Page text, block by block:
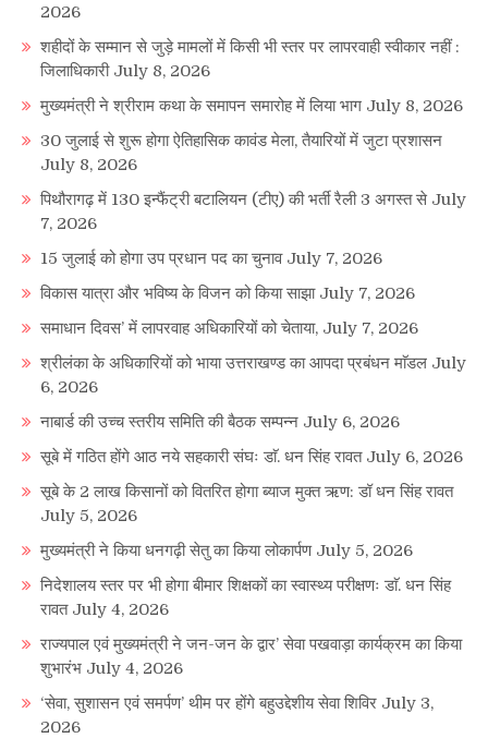
2026
शहीदों के सम्मान से जुड़े मामलों में किसी भी स्तर पर लापरवाही स्वीकार नहीं :
जिलाधिकारी July 8, 2026
मुख्यमंत्री ने श्रीराम कथा के समापन समारोह में लिया भाग July 8, 2026
30 जुलाई से शुरू होगा ऐतिहासिक कावंड मेला, तैयारियों में जुटा प्रशासन
July 8, 2026
पिथौरागढ़ में 130 इन्फैंट्री बटालियन (टीए) की भर्ती रैली 3 अगस्त से July
7, 2026
15 जुलाई को होगा उप प्रधान पद का चुनाव July 7, 2026
विकास यात्रा और भविष्य के विजन को किया साझा July 7, 2026
समाधान दिवस’ में लापरवाह अधिकारियों को चेताया, July 7, 2026
श्रीलंका के अधिकारियों को भाया उत्तराखण्ड का आपदा प्रबंधन माॅडल July
6, 2026
नाबार्ड की उच्च स्तरीय समिति की बैठक सम्पन्न July 6, 2026
सूबे में गठित होंगे आठ नये सहकारी संघः डाॅ. धन सिंह रावत July 6, 2026
सूबे के 2 लाख किसानों को वितरित होगा ब्याज मुक्त ऋण: डॉ धन सिंह रावत
July 5, 2026
मुख्यमंत्री ने किया धनगढ़ी सेतु का किया लोकार्पण July 5, 2026
निदेशालय स्तर पर भी होगा बीमार शिक्षकों का स्वास्थ्य परीक्षणः डाॅ. धन सिंह
रावत July 4, 2026
राज्यपाल एवं मुख्यमंत्री ने जन-जन के द्वार’ सेवा पखवाड़ा कार्यक्रम का किया
शुभारंभ July 4, 2026
‘सेवा, सुशासन एवं समर्पण’ थीम पर होंगे बहुउद्देशीय सेवा शिविर July 3,
2026